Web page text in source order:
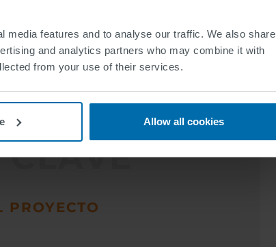
features and to analyse our traffic. We also share
and analytics partners who may combine it with
from your use of their services.
Allow all cookies
Thun, considerando situaciones de tráfico
u obras de construcción. Los
listos para SIT-C serán una gran ayuda
fino y el impacto de las emisiones.
CLAVE
PROYECTO